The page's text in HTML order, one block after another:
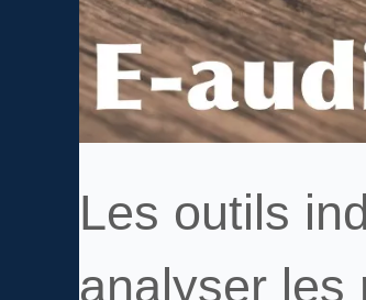
Les outils
analyser les